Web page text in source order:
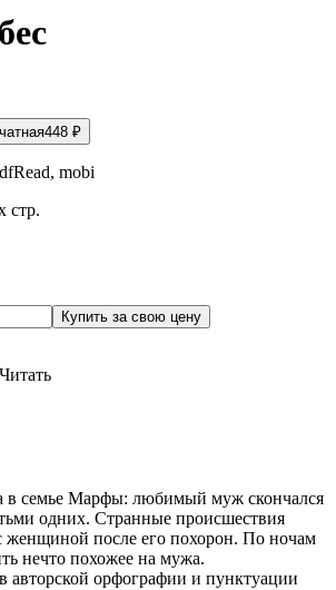
448 ₽
mobi
стр.
Купить за свою цену
Читать
в семье Марфы: любимый муж скончался
одних. Странные происшествия
женщиной после его похорон. По ночам
нечто похожее на мужа.
авторской орфографии и пунктуации